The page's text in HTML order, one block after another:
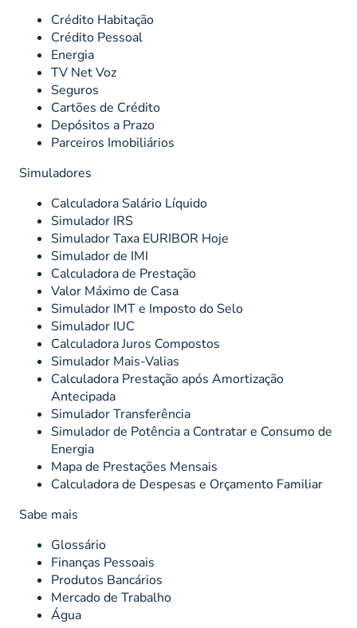
Crédito Habitação
Crédito Pessoal
Energia
TV Net Voz
Seguros
Cartões de Crédito
Depósitos a Prazo
Parceiros Imobiliários
Simuladores
Calculadora Salário Líquido
Simulador IRS
Simulador Taxa EURIBOR Hoje
Simulador de IMI
Calculadora de Prestação
Valor Máximo de Casa
Simulador IMT e Imposto do Selo
Simulador IUC
Calculadora Juros Compostos
Simulador Mais-Valias
Calculadora Prestação após Amortização
Antecipada
Simulador Transferência
Simulador de Potência a Contratar e Consumo de
Energia
Mapa de Prestações Mensais
Calculadora de Despesas e Orçamento Familiar
Sabe mais
Glossário
Finanças Pessoais
Produtos Bancários
Mercado de Trabalho
Água